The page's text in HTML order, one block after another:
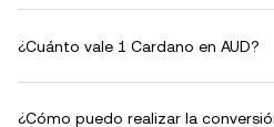
¿Cuánto vale 1 Cardano en AUD?
¿Cómo puedo realizar la